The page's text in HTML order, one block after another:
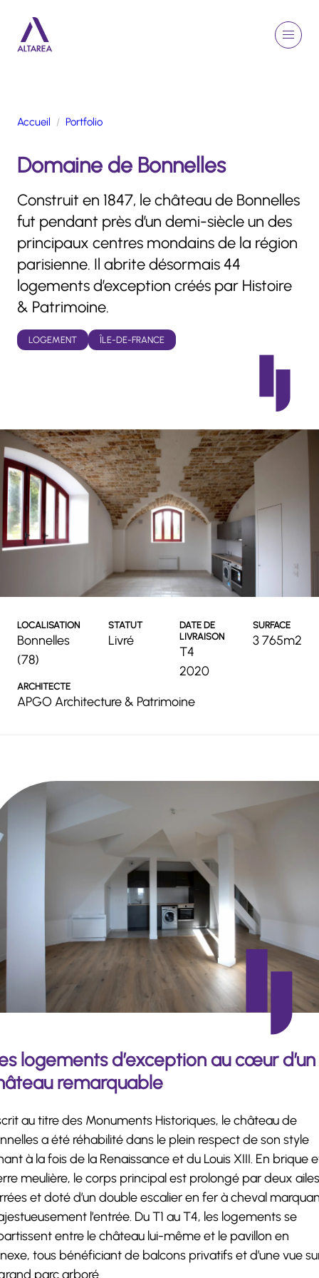
Menu
ACTIVITÉS
TALENTS
FINANCE
NEWSROOM
PORTFOLIO
Rechercher
Accueil Portfolio
Domaine de Bonnelles
Construit en 1847, le château de Bonnelles
fut pendant près d’un demi-siècle un des
principaux centres mondains de la région
parisienne. Il abrite désormais 44
logements d’exception créés par Histoire
& Patrimoine.
LOGEMENT ÎLE-DE-FRANCE
LOCALISATION
Bonnelles
(78)
STATUT
Livré
DATE DE
LIVRAISON
T4
2020
SURFACE
3 765m2
ARCHITECTE
APGO Architecture & Patrimoine
logements d’exception au cœur d’un
remarquable
au titre des Monuments Historiques, le château de
a été réhabilité dans le plein respect de son style
à la fois de la Renaissance et du Louis XIII. En brique
meulière, le corps principal est prolongé par deux ailes
et doté d’un double escalier en fer à cheval
l’entrée. Du T1 au T4, les logements se
entre le château lui-même et le pavillon en
tous bénéficiant de balcons privatifs et d’une vue
parc arboré.